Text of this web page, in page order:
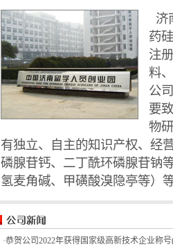
济
药
注
料
公
要
物
有独立、自主的知识产权、经
磷腺苷钙、二丁酰环磷腺苷钠
氢麦角碱、甲磺酸溴隐亭等）
·恭贺公司2022年获得国家级高新技术企业称